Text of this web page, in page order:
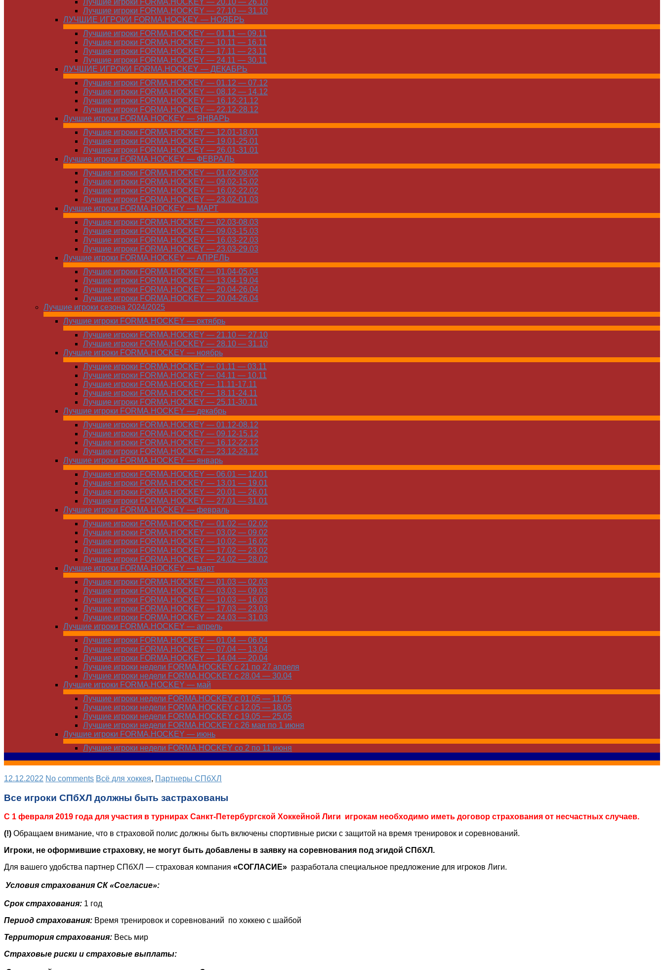
Лучшие игроки FORMA.HOCKEY — 20.10 — 26.10
Лучшие игроки FORMA.HOCKEY — 27.10 — 31.10
ЛУЧШИЕ ИГРОКИ FORMA.HOCKEY — НОЯБРЬ
Лучшие игроки FORMA.HOCKEY — 01.11 — 09.11
Лучшие игроки FORMA.HOCKEY — 10.11 — 16.11
Лучшие игроки FORMA.HOCKEY — 17.11 — 23.11
Лучшие игроки FORMA.HOCKEY — 24.11 — 30.11
ЛУЧШИЕ ИГРОКИ FORMA.HOCKEY — ДЕКАБРЬ
Лучшие игроки FORMA.HOCKEY — 01.12 — 07.12
Лучшие игроки FORMA.HOCKEY — 08.12 — 14.12
Лучшие игроки FORMA.HOCKEY — 16.12-21.12
Лучшие игроки FORMA.HOCKEY — 22.12-28.12
Лучшие игроки FORMA.HOCKEY — ЯНВАРЬ
Лучшие игроки FORMA.HOCKEY — 12.01-18.01
Лучшие игроки FORMA.HOCKEY — 19.01-25.01
Лучшие игроки FORMA.HOCKEY — 26.01-31.01
Лучшие игроки FORMA.HOCKEY — ФЕВРАЛЬ
Лучшие игроки FORMA.HOCKEY — 01.02-08.02
Лучшие игроки FORMA.HOCKEY — 09.02-15.02
Лучшие игроки FORMA.HOCKEY — 16.02-22.02
Лучшие игроки FORMA.HOCKEY — 23.02-01.03
Лучшие игроки FORMA.HOCKEY — МАРТ
Лучшие игроки FORMA.HOCKEY — 02.03-08.03
Лучшие игроки FORMA.HOCKEY — 09.03-15.03
Лучшие игроки FORMA.HOCKEY — 16.03-22.03
Лучшие игроки FORMA.HOCKEY — 23.03-29.03
Лучшие игроки FORMA.HOCKEY — АПРЕЛЬ
Лучшие игроки FORMA.HOCKEY — 01.04-05.04
Лучшие игроки FORMA.HOCKEY — 13.04-19.04
Лучшие игроки FORMA.HOCKEY — 20.04-26.04
Лучшие игроки FORMA.HOCKEY — 20.04-26.04
Лучшие игроки сезона 2024/2025
Лучшие игроки FORMA.HOCKEY — октябрь
Лучшие игроки FORMA.HOCKEY — 21.10 — 27.10
Лучшие игроки FORMA.HOCKEY — 28.10 — 31.10
Лучшие игроки FORMA.HOCKEY — ноябрь
Лучшие игроки FORMA.HOCKEY — 01.11 — 03.11
Лучшие игроки FORMA.HOCKEY — 04.11 — 10.11
Лучшие игроки FORMA.HOCKEY — 11.11-17.11
Лучшие игроки FORMA.HOCKEY — 18.11-24.11
Лучшие игроки FORMA.HOCKEY — 25.11-30.11
Лучшие игроки FORMA.HOCKEY — декабрь
Лучшие игроки FORMA.HOCKEY — 01.12-08.12
Лучшие игроки FORMA.HOCKEY — 09.12-15.12
Лучшие игроки FORMA.HOCKEY — 16.12-22.12
Лучшие игроки FORMA.HOCKEY — 23.12-29.12
Лучшие игроки FORMA.HOCKEY — январь
Лучшие игроки FORMA.HOCKEY — 06.01 — 12.01
Лучшие игроки FORMA.HOCKEY — 13.01 — 19.01
Лучшие игроки FORMA.HOCKEY — 20.01 — 26.01
Лучшие игроки FORMA.HOCKEY — 27.01 — 31.01
Лучшие игроки FORMA.HOCKEY — февраль
Лучшие игроки FORMA.HOCKEY — 01.02 — 02.02
Лучшие игроки FORMA.HOCKEY — 03.02 — 09.02
Лучшие игроки FORMA.HOCKEY — 10.02 — 16.02
Лучшие игроки FORMA.HOCKEY — 17.02 — 23.02
Лучшие игроки FORMA.HOCKEY — 24.02 — 28.02
Лучшие игроки FORMA.HOCKEY — март
Лучшие игроки FORMA.HOCKEY — 01.03 — 02.03
Лучшие игроки FORMA.HOCKEY — 03.03 — 09.03
Лучшие игроки FORMA.HOCKEY — 10.03 — 16.03
Лучшие игроки FORMA.HOCKEY — 17.03 — 23.03
Лучшие игроки FORMA.HOCKEY — 24.03 — 31.03
Лучшие игроки FORMA.HOCKEY — апрель
Лучшие игроки FORMA.HOCKEY — 01.04 — 06.04
Лучшие игроки FORMA.HOCKEY — 07.04 — 13.04
Лучшие игроки FORMA.HOCKEY — 14.04 — 20.04
Лучшие игроки недели FORMA.HOCKEY с 21 по 27 апреля
Лучшие игроки недели FORMA.HOCKEY с 28.04 — 30.04
Лучшие игроки FORMA.HOCKEY — май
Лучшие игроки недели FORMA.HOCKEY с 01.05 — 11.05
Лучшие игроки недели FORMA.HOCKEY с 12.05 — 18.05
Лучшие игроки недели FORMA.HOCKEY с 19.05 — 25.05
Лучшие игроки недели FORMA.HOCKEY с 26 мая по 1 июня
Лучшие игроки FORMA.HOCKEY — июнь
Лучшие игроки недели FORMA.HOCKEY со 2 по 11 июня
12.12.2022 No comments Всё для хоккея, Партнеры СПбХЛ
Все игроки СПбХЛ должны быть застрахованы
С 1 февраля 2019 года для участия в турнирах Санкт-Петербургской Хоккейной Лиги игрокам необходимо иметь договор страхования от несчастных случаев.
(!) Обращаем внимание, что в страховой полис должны быть включены спортивные риски с защитой на время тренировок и соревнований.
Игроки, не оформившие страховку, не могут быть добавлены в заявку на соревнования под эгидой СПбХЛ.
Для вашего удобства партнер СПбХЛ — страховая компания «СОГЛАСИЕ» разработала специальное предложение для игроков Лиги.
Условия страхования СК «Согласие»:
Срок страхования: 1 год
Период страхования: Время тренировок и соревнований по хоккею с шайбой
Территория страхования: Весь мир
Страховые риски и страховые выплаты: